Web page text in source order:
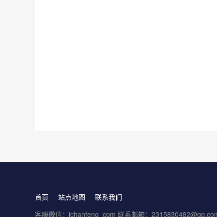
首页 站点地图
联系我们
客服微信：ichanfeng_com 联系邮箱：